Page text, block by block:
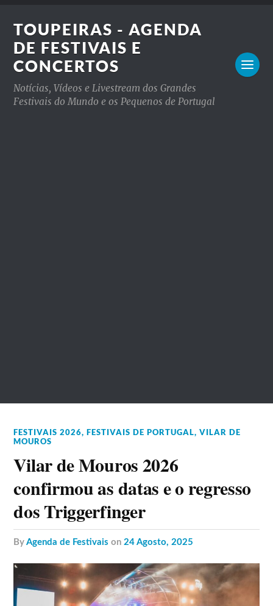
TOUPEIRAS - AGENDA
DE FESTIVAIS E
CONCERTOS
Notícias, Vídeos e Livestream dos Grandes
Festivais do Mundo e os Pequenos de Portugal
FESTIVAIS 2026,FESTIVAIS DE PORTUGAL,VILAR DE
MOUROS
Vilar de Mouros 2026
confirmou as datas e o regresso
dos Triggerfinger
byAgenda de Festivais on24 Agosto, 2025